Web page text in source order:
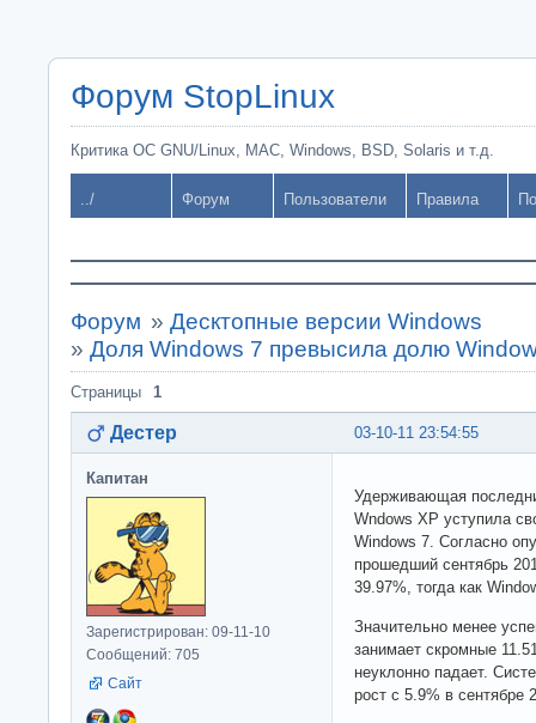
Форум StopLinux
Критика ОС GNU/Linux, MAC, Windows, BSD, Solaris и т.д.
../ Форум Пользователи Правила
Форум » Десктопные версии Windows
» Доля Windows 7 превысила долю
Страницы 1
03-10-11 23:54:55
Дестер
Капитан
Зарегистрирован: 09-11-10
Сообщений: 705
Сайт
Удерживающая
Wndows XP уступила
Windows 7. Согласно
прошедший сентябрь
39.97%, тогда как
Значительно менее
занимает скромные
неуклонно падает.
рост с 5.9% в сентябре